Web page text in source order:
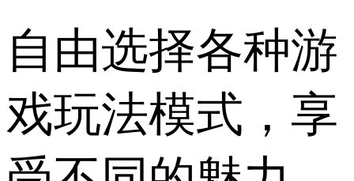
自由选择各种游
戏玩法模式，享